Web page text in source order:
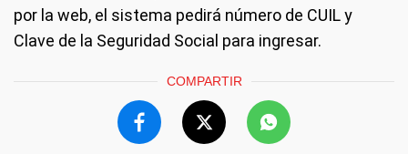
por la web, el sistema pedirá número de CUIL y
Clave de la Seguridad Social para ingresar.
COMPARTIR